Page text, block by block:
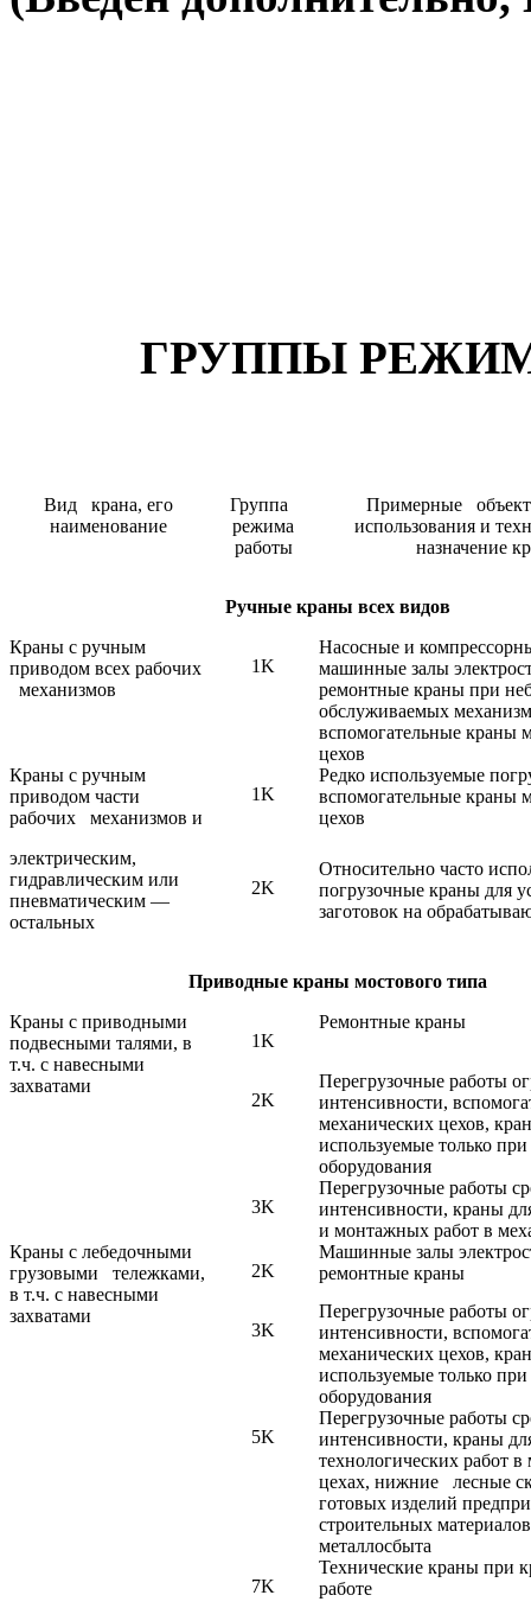
ГРУППЫ
Вид крана, его
наименование
Группа
режима
работы
Примерные
использования и
назначение
Ручные краны всех видов
Краны с ручным
приводом всех рабочих
механизмов
1K
Насосные и
машинные залы
ремонтные краны при
обслуживаемых
вспомогательные краны
цехов
Краны с ручным
приводом части
рабочих механизмов и
электрическим,
гидравлическим или
пневматическим —
остальных
1K
Редко используемые
вспомогательные краны
цехов
2K
Относительно часто
погрузочные краны для
заготовок на
Приводные краны мостового типа
Краны с приводными
подвесными талями, в
т.ч. с навесными
захватами
1K
Ремонтные краны
2K
Перегрузочные работы
интенсивности,
механических цехов,
используемые только
оборудования
3K
Перегрузочные работы
интенсивности, краны
и монтажных работ в
Краны с лебедочными
грузовыми тележками,
в т.ч. с навесными
захватами
2K
Машинные залы
ремонтные краны
3K
Перегрузочные работы
интенсивности,
механических цехов,
используемые только
оборудования
5K
Перегрузочные работы
интенсивности, краны
технологических работ в
цехах, нижние лесные
готовых изделий
строительных
металлосбыта
7K
Технические краны при
работе